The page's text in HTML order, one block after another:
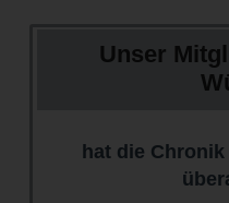
Unser
hat die